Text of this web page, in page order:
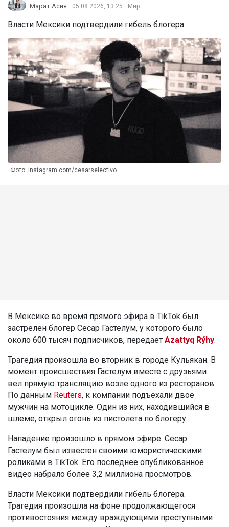
Марат Асия 05.08.2026, 13:25 Мир
Власти Мексики подтвердили гибель блогера
Фото: instagram.com/cesarselectivo
В Мексике во время прямого эфира в TikTok был
застрелен блогер Сесар Гастелум, у которого было
около 600 тысяч подписчиков, передает Azattyq Rýhy.
Трагедия произошла во вторник в городе Кульякан. В
момент происшествия Гастелум вместе с друзьями
вел прямую трансляцию возле одного из ресторанов.
По данным Reuters, к компании подъехали двое
мужчин на мотоцикле. Один из них, находившийся в
шлеме, открыл огонь из пистолета по блогеру.
Нападение произошло в прямом эфире. Сесар
Гастелум был известен своими юмористическими
роликами в TikTok. Его последнее опубликованное
видео набрало более 3,2 миллиона просмотров.
Власти Мексики подтвердили гибель блогера.
Трагедия произошла на фоне продолжающегося
противостояния между враждующими преступными